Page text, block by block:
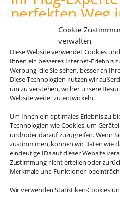
Cookie-
verwalten
Diese Website verwendet Cookies
Ihnen ein besseres Internet-Erlebnis
Werbung, die Sie sehen, besser an
Diese Technologien nutzen wir
um zu verstehen, woher unsere
Website weiter zu entwickeln.
Um Ihnen ein optimales Erlebnis zu
Technologien wie Cookies, um
und/oder darauf zuzugreifen. Wenn
zustimmmen, können wir Daten wie
eindeutige IDs auf dieser Website
Zustimmung nicht erteilen oder
Merkmale und Funktionen
Wir verwenden Statistiken-Cookies
perfekten Weg
Egal wohin die Reise gehen soll
den perfekten Flug für Sie!
Linienflug-Preisvergleich.
Volle
Flüge aus über